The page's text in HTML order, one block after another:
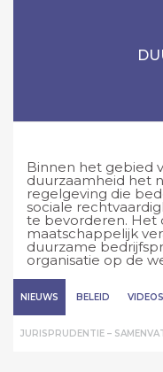
Binnen het gebied
duurzaamheid het
regelgeving die
sociale
te bevorderen. Het
maatschappelijk
duurzame
organisatie op de
NIEUWS BELEID VIDEOS
JURISPRUDENTIE –